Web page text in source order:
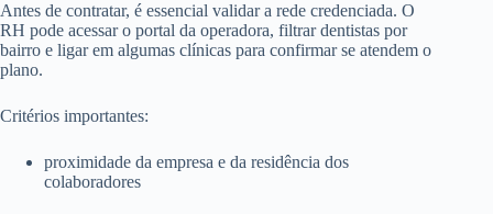
Antes de contratar, é essencial validar a rede credenciada. O
RH pode acessar o portal da operadora, filtrar dentistas por
bairro e ligar em algumas clínicas para confirmar se atendem o
plano.
Critérios importantes:
proximidade da empresa e da residência dos
colaboradores